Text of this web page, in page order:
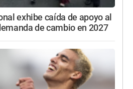
exhibe caída de apoyo al
de cambio en 2027